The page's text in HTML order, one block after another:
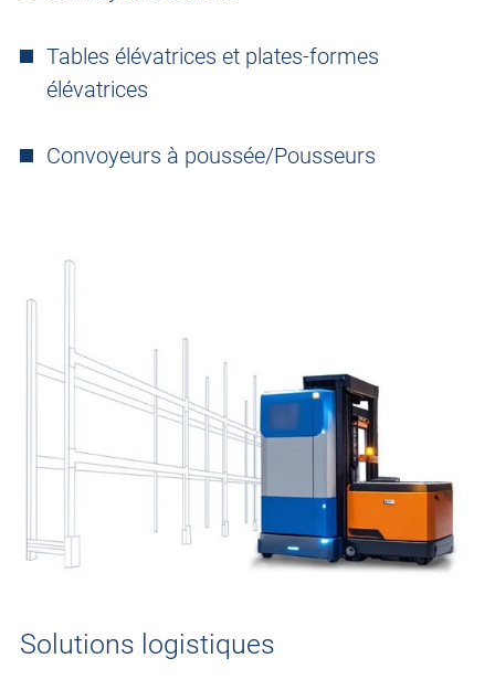
Tables élévatrices et plates-formes
élévatrices
Convoyeurs à poussée/Pousseurs
Solutions logistiques